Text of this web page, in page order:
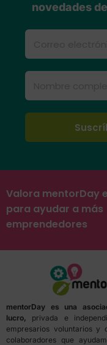
novedades
Valora mentorDay
para ayudar a más
emprendedores
mentorDay es una
lucro, privada e
empresarios voluntarios y
colaboradores que